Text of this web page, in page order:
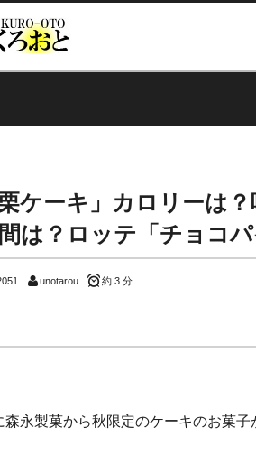
ケーキ」カロリーは
は？ロッテ「チョコ
unotarou 約 3 分
永製菓から秋限定のケーキのお菓子